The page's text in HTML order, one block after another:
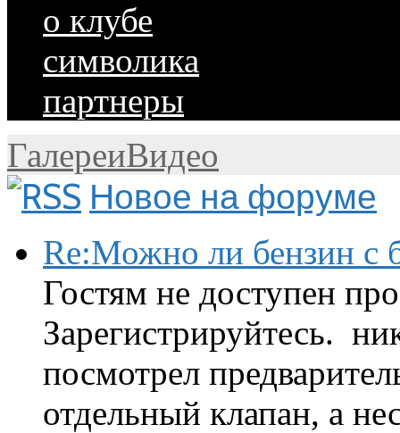
о клубе
символика
партнеры
ГалереиВидео
Новое на форуме
Re:Можно ли бензин с
Гостям не доступен
Зарегистрируйтесь.
посмотрел
отдельный клапан, а